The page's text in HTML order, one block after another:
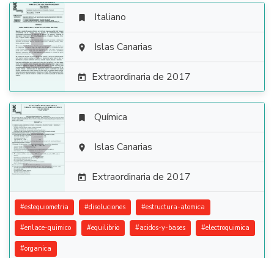

 Italiano
 Islas Canarias
 Extraordinaria de 2017

 Química
 Islas Canarias
 Extraordinaria de 2017
#estequiometria #disoluciones #estructura-atomica
#enlace-quimico #equilibrio #acidos-y-bases #electroquimica
#organica